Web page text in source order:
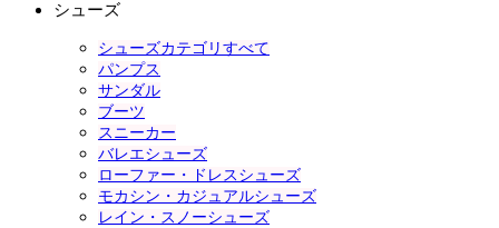
シューズ
シューズカテゴリすべて
パンプス
サンダル
ブーツ
スニーカー
バレエシューズ
ローファー・ドレスシューズ
モカシン・カジュアルシューズ
レイン・スノーシューズ